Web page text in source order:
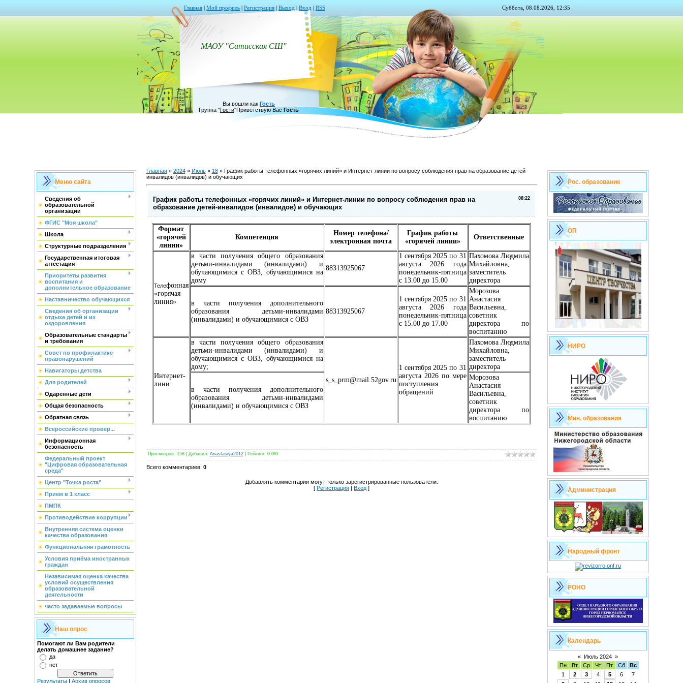
Главная Мой профиль Регистрация Выход Вход RSS Суббота, 08.08.2026, 12:35
МАОУ "Сатисская СШ"
Вы вошли как Гость
Группа "Гости"Приветствую Вас Гость
Меню сайта
Сведения об
образовательной
организации
ФГИС "Моя школа"
Школа
Структурные подразделения
Государственная итоговая
аттестация
Приоритеты развития
воспитания и
дополнительное образование
Наставничество обучающихся
Сведения об организации
отдыха детей и их
оздоровления
Образовательные стандарты
и требования
Совет по профилактике
правонарушений
Навигаторы детства
Для родителей
Одаренные дети
Общая безопасность
Обратная связь
Всероссийские провер...
Информационная
безопасность
Федеральный проект
"Цифровая образовательная
среда"
Центр "Точка роста"
Прием в 1 класс
ПМПК
Противодействие коррупции
Внутренняя система оценки
качества образования
Функциональняя грамотность
Условия приёма иностранных
граждан
Независимая оценка качества
условий осуществления
образовательной
деятельности
часто задаваемые вопросы
Наш опрос
Помогают ли Вам родители
делать домашнее задание?
да
нет
Результаты| Архив опросов
Главная» 2024 » Июль » 18» График работы телефонных «горячих линий» и Интернет-линии по вопросу соблюдения прав на образование детей-
инвалидов (инвалидов) и обучающих
08:22
График работы телефонных «горячих линий» и Интернет-линии по вопросу соблюдения прав на
образование детей-инвалидов (инвалидов) и обучающих
Формат
«горячей
линии»
Компетенция
Номер телефона/
электронная почта
График работы
«горячей линии»
Ответственные
Телефонная
«горячая
линия»
в части получения общего образования
детьми-инвалидами (инвалидами) и
обучающимися с ОВЗ, обучающимися на
дому
88313925067
1 сентября 2025 по 31
августа 2026 года
понедельник-пятница
с 13.00 до 15.00
Пахомова Людмила
Михайловна,
заместитель
директора
в части получения дополнительного
образования детьми-инвалидами
(инвалидами) и обучающимися с ОВЗ
88313925067
1 сентября 2025 по 31
августа 2026 года
понедельник-пятница
с 15.00 до 17.00
Морозова
Анастасия
Васильевна,
советник
директора по
воспитанию
Интернет-
лини
в части получения общего образования
детьми-инвалидами (инвалидами) и
обучающимися с ОВЗ, обучающимися на
дому;
s_s_prm@mail.52gov.ru
1 сентября 2025 по 31
августа 2026 по мере
поступления
обращений
Пахомова Людмила
Михайловна,
заместитель
директора
в части получения дополнительного
образования детьми-инвалидами
(инвалидами) и обучающимися с ОВЗ
Морозова
Анастасия
Васильевна,
советник
директора по
воспитанию
Просмотров: 158| Добавил: Anastasiya2012 Рейтинг: 0.0/0
Всего комментариев: 0
Добавлять комментарии могут только зарегистрированные пользователи.
[ Регистрация | Вход ]
Рос. образование
ОП
НИРО
Мин. образования
Администрация
Народный фронт
РОНО
Календарь
« Июль 2024 »
Пн
Вт Ср Чт Пт Сб
Вс
1
2 3 4 5 6
7